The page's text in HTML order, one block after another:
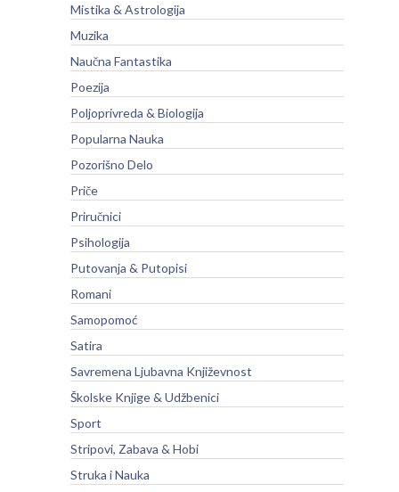
Mistika & Astrologija
Muzika
Naučna Fantastika
Poezija
Poljoprivreda & Biologija
Popularna Nauka
Pozorišno Delo
Priče
Priručnici
Psihologija
Putovanja & Putopisi
Romani
Samopomoć
Satira
Savremena Ljubavna Književnost
Školske Knjige & Udžbenici
Sport
Stripovi, Zabava & Hobi
Struka i Nauka